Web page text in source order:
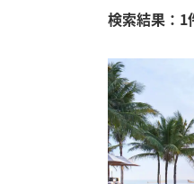
検索結果：1